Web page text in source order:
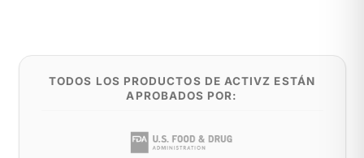
TODOS LOS PRODUCTOS DE ACTIVZ ESTÁN
APROBADOS POR: